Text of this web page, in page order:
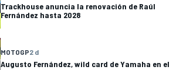
Trackhouse anuncia la renovación de Raúl
Fernández hasta 2028
MOTOGP2 d
Augusto Fernández, wild card de Yamaha en el